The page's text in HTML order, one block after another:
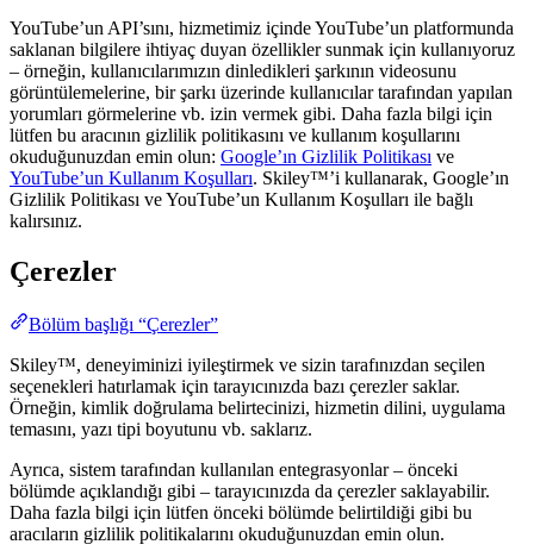
YouTube’un API’sını, hizmetimiz içinde YouTube’un platformunda
saklanan bilgilere ihtiyaç duyan özellikler sunmak için kullanıyoruz
– örneğin, kullanıcılarımızın dinledikleri şarkının videosunu
görüntülemelerine, bir şarkı üzerinde kullanıcılar tarafından yapılan
yorumları görmelerine vb. izin vermek gibi. Daha fazla bilgi için
lütfen bu aracının gizlilik politikasını ve kullanım koşullarını
okuduğunuzdan emin olun: Google’ın Gizlilik Politikası ve
YouTube’un Kullanım Koşulları. Skiley™’i kullanarak, Google’ın
Gizlilik Politikası ve YouTube’un Kullanım Koşulları ile bağlı
kalırsınız.
Çerezler
Bölüm başlığı “Çerezler”
Skiley™, deneyiminizi iyileştirmek ve sizin tarafınızdan seçilen
seçenekleri hatırlamak için tarayıcınızda bazı çerezler saklar.
Örneğin, kimlik doğrulama belirtecinizi, hizmetin dilini, uygulama
temasını, yazı tipi boyutunu vb. saklarız.
Ayrıca, sistem tarafından kullanılan entegrasyonlar – önceki
bölümde açıklandığı gibi – tarayıcınızda da çerezler saklayabilir.
Daha fazla bilgi için lütfen önceki bölümde belirtildiği gibi bu
aracıların gizlilik politikalarını okuduğunuzdan emin olun.